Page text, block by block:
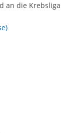
an die Krebsliga